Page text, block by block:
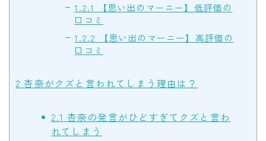
1.2.1
【思い出のマーニー】低評価の
口コミ
1.2.2
【思い出のマーニー】高評価の
口コミ
2 杏奈がクズと言われてしまう理由は？
2.1 杏奈の発言がひどすぎてクズと言わ
れてしまう